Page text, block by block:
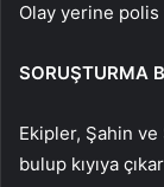
Olay yerine
SORUŞTURMA
Ekipler, Şahin ve
bulup kıyıya